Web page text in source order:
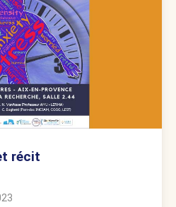
récit